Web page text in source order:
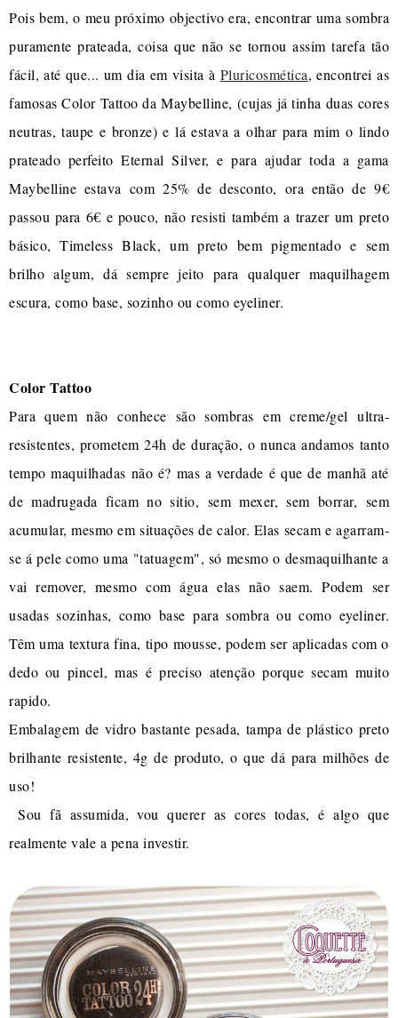
Pois bem, o meu próximo objectivo era, encontrar uma sombra
puramente prateada, coisa que não se tornou assim tarefa tão
fácil, até que... um dia em visita à Pluricosmética, encontrei as
famosas Color Tattoo da Maybelline, (cujas já tinha duas cores
neutras, taupe e bronze) e lá estava a olhar para mim o lindo
prateado perfeito Eternal Silver, e para ajudar toda a gama
Maybelline estava com 25% de desconto, ora então de 9€
passou para 6€ e pouco, não resisti também a trazer um preto
básico, Timeless Black, um preto bem pigmentado e sem
brilho algum, dá sempre jeito para qualquer maquilhagem
escura, como base, sozinho ou como eyeliner.
Color Tattoo
Para quem não conhece são sombras em creme/gel ultra-
resistentes, prometem 24h de duração, o nunca andamos tanto
tempo maquilhadas não é? mas a verdade é que de manhã até
de madrugada ficam no sitio, sem mexer, sem borrar, sem
acumular, mesmo em situações de calor. Elas secam e agarram-
se á pele como uma "tatuagem", só mesmo o desmaquilhante a
vai remover, mesmo com água elas não saem. Podem ser
usadas sozinhas, como base para sombra ou como eyeliner.
Têm uma textura fina, tipo mousse, podem ser aplicadas com o
dedo ou pincel, mas é preciso atenção porque secam muito
rapido.
Embalagem de vidro bastante pesada, tampa de plástico preto
brilhante resistente, 4g de produto, o que dá para milhões de
uso!
Sou fã assumida, vou querer as cores todas, é algo que
realmente vale a pena investir.